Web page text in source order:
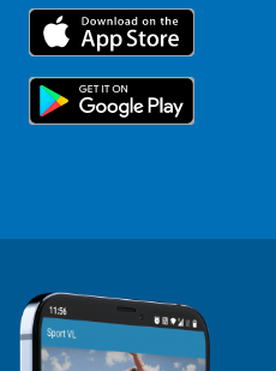
Trainers en begeleiders
Topsporters
Voor de pers